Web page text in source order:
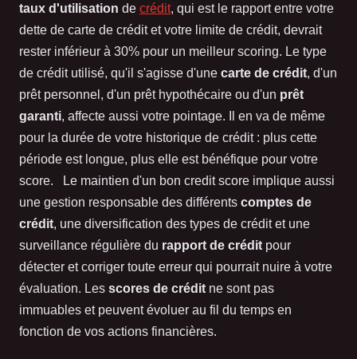
taux d'utilisation de crédit, qui est le rapport entre votre
dette de carte de crédit et votre limite de crédit, devrait
rester inférieur à 30% pour un meilleur scoring. Le type
de crédit utilisé, qu'il s'agisse d'une carte de crédit, d'un
prêt personnel, d'un prêt hypothécaire ou d'un prêt
garanti, affecte aussi votre pointage. Il en va de même
pour la durée de votre historique de crédit : plus cette
période est longue, plus elle est bénéfique pour votre
score. Le maintien d'un bon credit score implique aussi
une gestion responsable des différents comptes de
crédit, une diversification des types de crédit et une
surveillance régulière du rapport de crédit pour
détecter et corriger toute erreur qui pourrait nuire à votre
évaluation. Les scores de crédit ne sont pas
immuables et peuvent évoluer au fil du temps en
fonction de vos actions financières.